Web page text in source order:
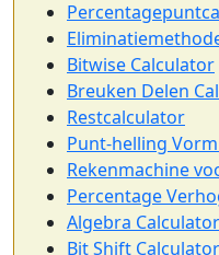
Bitwise Calculator
Breuken Delen
Restcalculator
Punt-helling
Rekenmachine
Percentage
Algebra Calculator
Bit Shift Calculator